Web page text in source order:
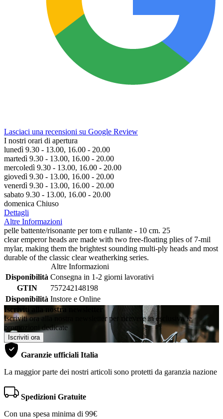
Lasciaci una recensioni su Google Review
I nostri orari di apertura
lunedì 9.30 - 13.00, 16.00 - 20.00
martedì 9.30 - 13.00, 16.00 - 20.00
mercoledì 9.30 - 13.00, 16.00 - 20.00
giovedì 9.30 - 13.00, 16.00 - 20.00
venerdì 9.30 - 13.00, 16.00 - 20.00
sabato 9.30 - 13.00, 16.00 - 20.00
domenica Chiuso
Dettagli
Altre Informazioni
pelle battente/risonante per tom e rullante - 10 cm. 25
clear emperor heads are made with two free-floating plies of 7-mil
mylar, making them the brightest sounding multi-ply heads and most
durable of the classic clear weatherking series.
Altre Informazioni
Disponibilità Consegna in 1-2 giorni lavorativi
GTIN
757242148198
Disponibilità Instore e Online
Iscriviti alla nostra newsletter
Iscriviti ora alla nostra newsletter per ricevere in esclusiva le
promozioni dedicate
Iscriviti ora
Garanzie ufficiali Italia
La maggior parte dei nostri articoli sono protetti da garanzia nazione
Spedizioni Gratuite
Con una spesa minima di 99€